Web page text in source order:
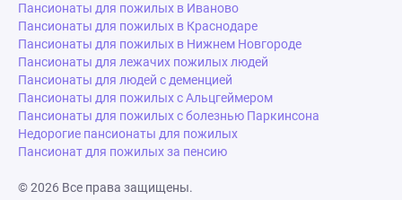
Пансионаты для пожилых в Иваново
Пансионаты для пожилых в Краснодаре
Пансионаты для пожилых в Нижнем Новгороде
Пансионаты для лежачих пожилых людей
Пансионаты для людей с деменцией
Пансионаты для пожилых с Альцгеймером
Пансионаты для пожилых с болезнью Паркинсона
Недорогие пансионаты для пожилых
Пансионат для пожилых за пенсию
© 2026 Все права защищены.